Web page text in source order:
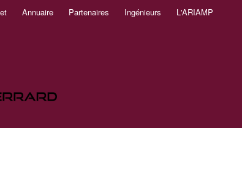
Annuaire Partenaires Ingénieurs L'ARIAMP